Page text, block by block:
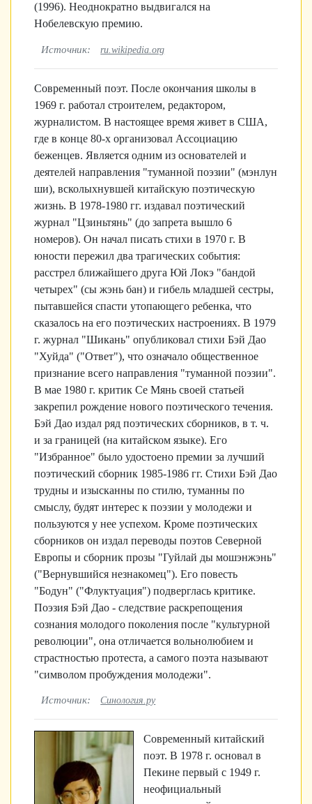
(1996). Неоднократно выдвигался на
Нобелевскую премию.
Источник: ru.wikipedia.org
Современный поэт. После окончания школы в
1969 г. работал строителем, редактором,
журналистом. В настоящее время живет в США,
где в конце 80-х организовал Ассоциацию
беженцев. Является одним из основателей и
деятелей направления "туманной поэзии" (мэнлун
ши), всколыхнувшей китайскую поэтическую
жизнь. В 1978-1980 гг. издавал поэтический
журнал "Цзиньтянь" (до запрета вышло 6
номеров). Он начал писать стихи в 1970 г. В
юности пережил два трагических события:
расстрел ближайшего друга Юй Локэ "бандой
четырех" (сы жэнь бан) и гибель младшей сестры,
пытавшейся спасти утопающего ребенка, что
сказалось на его поэтических настроениях. В 1979
г. журнал "Шикань" опубликовал стихи Бэй Дао
"Хуйда" ("Ответ"), что означало общественное
признание всего направления "туманной поэзии".
В мае 1980 г. критик Се Мянь своей статьей
закрепил рождение нового поэтического течения.
Бэй Дао издал ряд поэтических сборников, в т. ч.
и за границей (на китайском языке). Его
"Избранное" было удостоено премии за лучший
поэтический сборник 1985-1986 гг. Стихи Бэй Дао
трудны и изысканны по стилю, туманны по
смыслу, будят интерес к поэзии у молодежи и
пользуются у нее успехом. Кроме поэтических
сборников он издал переводы поэтов Северной
Европы и сборник прозы "Гуйлай ды мошэнжэнь"
("Вернувшийся незнакомец"). Его повесть
"Бодун" ("Флуктуация") подверглась критике.
Поэзия Бэй Дао - следствие раскрепощения
сознания молодого поколения после "культурной
революции", она отличается вольнолюбием и
страстностью протеста, а самого поэта называют
"символом пробуждения молодежи".
Источник: Синология.ру
Современный китайский
поэт. В 1978 г. основал в
Пекине первый с 1949 г.
неофициальный